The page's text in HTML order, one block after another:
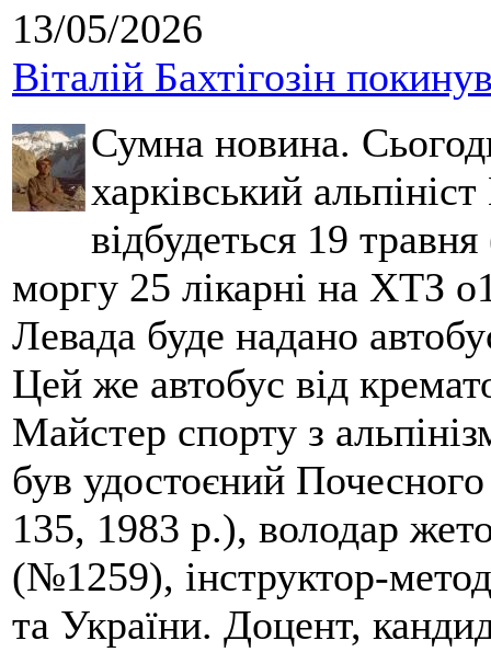
13/05/2026
Віталій Бахтігозін
Сумна новина.
харківський
відбудеться 19
моргу 25 лікарні на ХТЗ
Левада буде надано
Цей же автобус від
Майстер спорту з
був удостоєний
135, 1983 р.), володар
(№1259), інструктор-
та України. Доцент,